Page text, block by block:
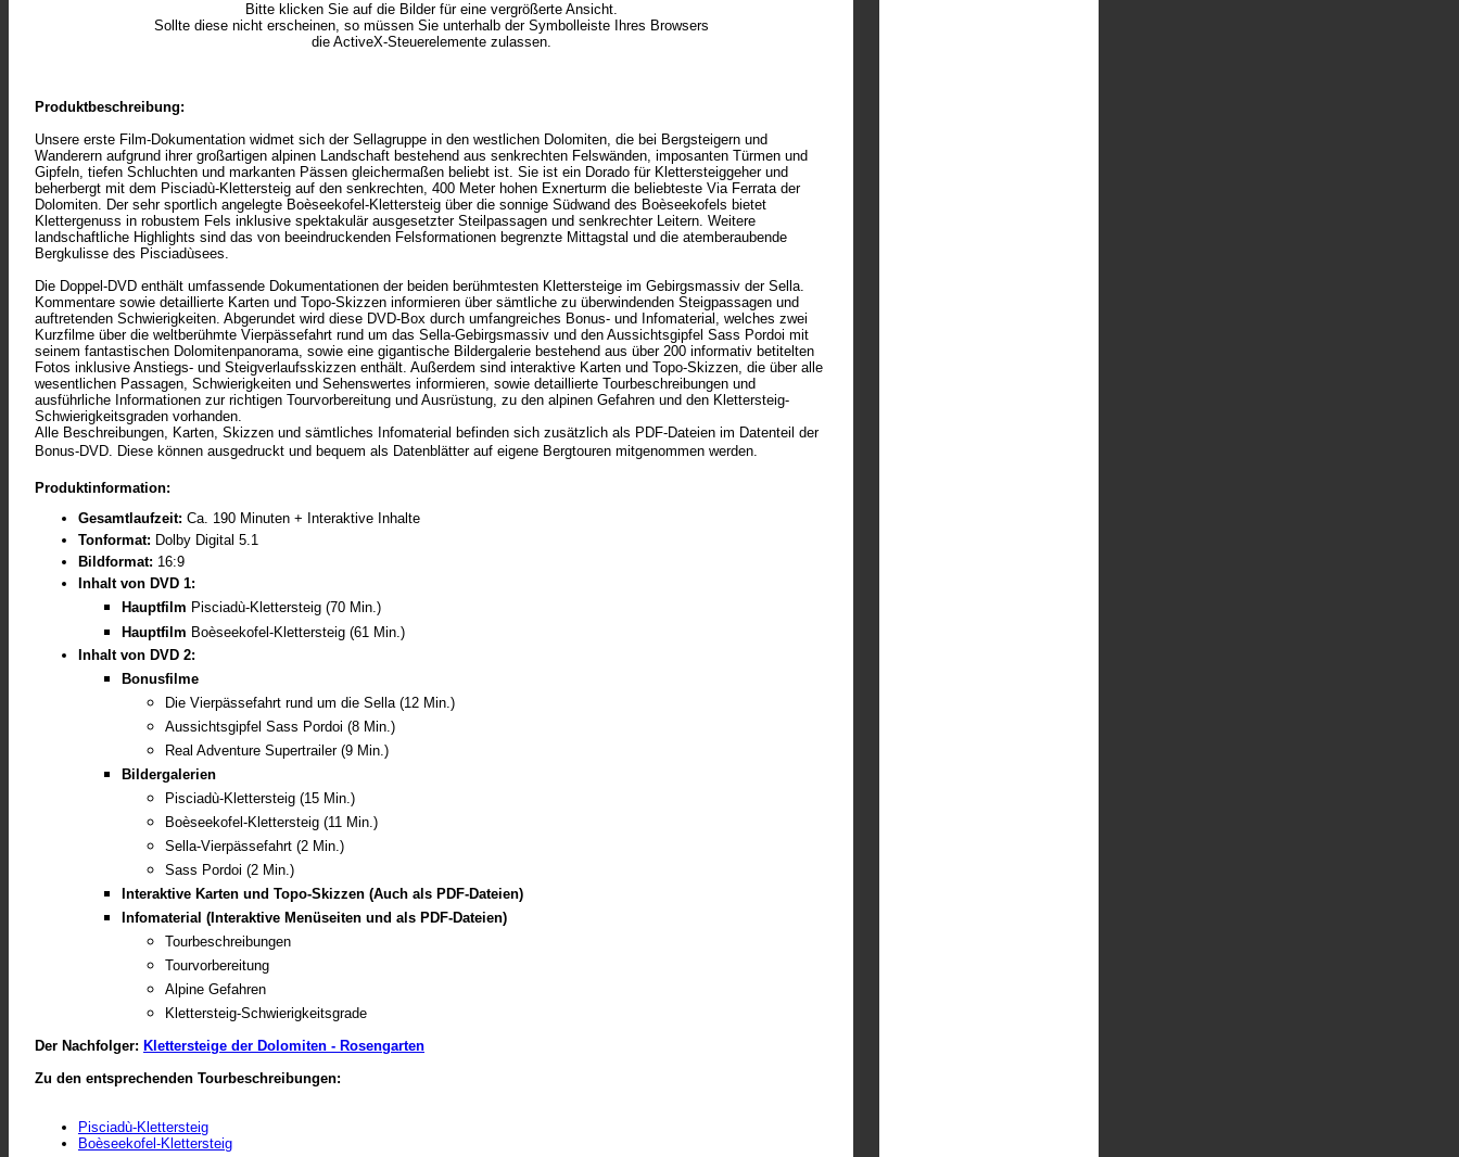
Bitte klicken Sie auf die Bilder für eine vergrößerte Ansicht.
Sollte diese nicht erscheinen, so müssen Sie unterhalb der Symbolleiste Ihres Browsers
die ActiveX-Steuerelemente zulassen.
Produktbeschreibung:
Unsere erste Film-Dokumentation widmet sich der Sellagruppe in den westlichen Dolomiten, die bei Bergsteigern und
Wanderern aufgrund ihrer großartigen alpinen Landschaft bestehend aus senkrechten Felswänden, imposanten Türmen und
Gipfeln, tiefen Schluchten und markanten Pässen gleichermaßen beliebt ist. Sie ist ein Dorado für Klettersteiggeher und
beherbergt mit dem Pisciadù-Klettersteig auf den senkrechten, 400 Meter hohen Exnerturm die beliebteste Via Ferrata der
Dolomiten. Der sehr sportlich angelegte Boèseekofel-Klettersteig über die sonnige Südwand des Boèseekofels bietet
Klettergenuss in robustem Fels inklusive spektakulär ausgesetzter Steilpassagen und senkrechter Leitern. Weitere
landschaftliche Highlights sind das von beeindruckenden Felsformationen begrenzte Mittagstal und die atemberaubende
Bergkulisse des Pisciadùsees.
Die Doppel-DVD enthält umfassende Dokumentationen der beiden berühmtesten Klettersteige im Gebirgsmassiv der Sella.
Kommentare sowie detaillierte Karten und Topo-Skizzen informieren über sämtliche zu überwindenden Steigpassagen und
auftretenden Schwierigkeiten. Abgerundet wird diese DVD-Box durch umfangreiches Bonus- und Infomaterial, welches zwei
Kurzfilme über die weltberühmte Vierpässefahrt rund um das Sella-Gebirgsmassiv und den Aussichtsgipfel Sass Pordoi mit
seinem fantastischen Dolomitenpanorama, sowie eine gigantische Bildergalerie bestehend aus über 200 informativ betitelten
Fotos inklusive Anstiegs- und Steigverlaufsskizzen enthält. Außerdem sind interaktive Karten und Topo-Skizzen, die über alle
wesentlichen Passagen, Schwierigkeiten und Sehenswertes informieren, sowie detaillierte Tourbeschreibungen und
ausführliche Informationen zur richtigen Tourvorbereitung und Ausrüstung, zu den alpinen Gefahren und den Klettersteig-
Schwierigkeitsgraden vorhanden.
Alle Beschreibungen, Karten, Skizzen und sämtliches Infomaterial befinden sich zusätzlich als PDF-Dateien im Datenteil der
Bonus-DVD. Diese können ausgedruckt und bequem als Datenblätter auf eigene Bergtouren mitgenommen werden.
Produktinformation:
Gesamtlaufzeit: Ca. 190 Minuten + Interaktive Inhalte
Tonformat: Dolby Digital 5.1
Bildformat: 16:9
Inhalt von DVD 1:
Hauptfilm Pisciadù-Klettersteig (70 Min.)
Hauptfilm Boèseekofel-Klettersteig (61 Min.)
Inhalt von DVD 2:
Bonusfilme
Die Vierpässefahrt rund um die Sella (12 Min.)
Aussichtsgipfel Sass Pordoi (8 Min.)
Real Adventure Supertrailer (9 Min.)
Bildergalerien
Pisciadù-Klettersteig (15 Min.)
Boèseekofel-Klettersteig (11 Min.)
Sella-Vierpässefahrt (2 Min.)
Sass Pordoi (2 Min.)
Interaktive Karten und Topo-Skizzen (Auch als PDF-Dateien)
Infomaterial (Interaktive Menüseiten und als PDF-Dateien)
Tourbeschreibungen
Tourvorbereitung
Alpine Gefahren
Klettersteig-Schwierigkeitsgrade
Der Nachfolger: Klettersteige der Dolomiten - Rosengarten
Zu den entsprechenden Tourbeschreibungen:
Pisciadù-Klettersteig
Boèseekofel-Klettersteig